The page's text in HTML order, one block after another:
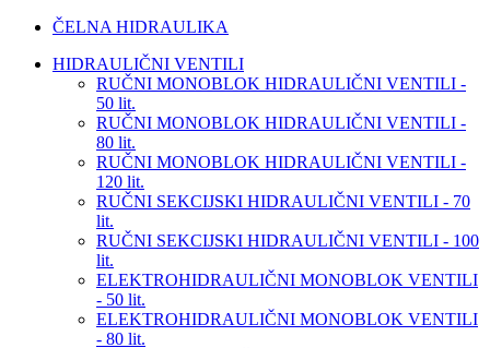
ČELNA HIDRAULIKA
HIDRAULIČNI VENTILI
RUČNI MONOBLOK HIDRAULIČNI VENTILI -
50 lit.
RUČNI MONOBLOK HIDRAULIČNI VENTILI -
80 lit.
RUČNI MONOBLOK HIDRAULIČNI VENTILI -
120 lit.
RUČNI SEKCIJSKI HIDRAULIČNI VENTILI - 70
lit.
RUČNI SEKCIJSKI HIDRAULIČNI VENTILI - 100
lit.
ELEKTROHIDRAULIČNI MONOBLOK VENTILI
- 50 lit.
ELEKTROHIDRAULIČNI MONOBLOK VENTILI
- 80 lit.